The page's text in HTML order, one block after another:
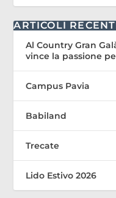
ARTICOLI
Al Country Gran
vince la passione
Campus Pavia
Babiland
Trecate
Lido Estivo 2026